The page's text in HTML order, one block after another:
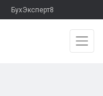
БухЭксперт8